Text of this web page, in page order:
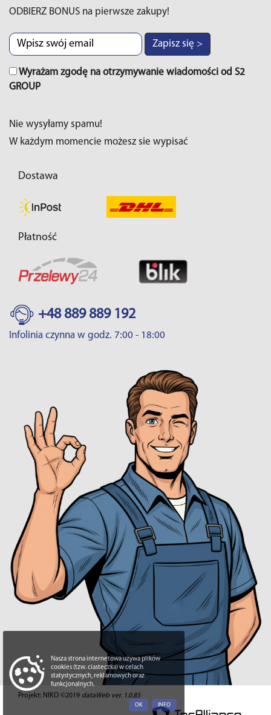
ODBIERZ BONUS na pierwsze zakupy!
Zapisz się >
Wyrażam zgodę na otrzymywanie wiadomości od S2
GROUP
Nie wysyłamy spamu!
W każdym momencie możesz sie wypisać
Dostawa
Płatność
+48 889 889 192
Infolinia czynna w godz. 7:00 - 18:00
Projekt: NIKO ©2019 dataWeb ver. 1.0.85
Nasza strona internetowa używa plików
cookies (tzw. ciasteczka) w celach
statystycznych, reklamowych oraz
funkcjonalnych.
INFO
OK